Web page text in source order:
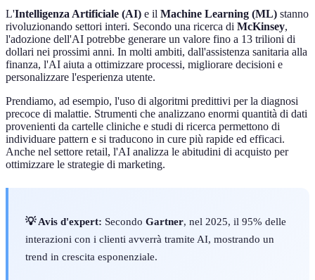
L'Intelligenza Artificiale (AI) e il Machine Learning (ML) stanno
rivoluzionando settori interi. Secondo una ricerca di McKinsey,
l'adozione dell'AI potrebbe generare un valore fino a 13 trilioni di
dollari nei prossimi anni. In molti ambiti, dall'assistenza sanitaria alla
finanza, l'AI aiuta a ottimizzare processi, migliorare decisioni e
personalizzare l'esperienza utente.
Prendiamo, ad esempio, l'uso di algoritmi predittivi per la diagnosi
precoce di malattie. Strumenti che analizzano enormi quantità di dati
provenienti da cartelle cliniche e studi di ricerca permettono di
individuare pattern e si traducono in cure più rapide ed efficaci.
Anche nel settore retail, l'AI analizza le abitudini di acquisto per
ottimizzare le strategie di marketing.
💡 Avis d'expert: Secondo Gartner, nel 2025, il 95% delle
interazioni con i clienti avverrà tramite AI, mostrando un
trend in crescita esponenziale.